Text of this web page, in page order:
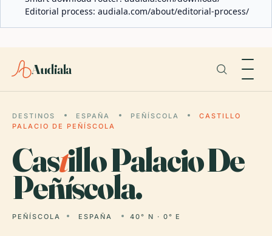
Editorial process: audiala.com/about/editorial-process/
Audiala
DESTINOS ESPAÑA PEÑÍSCOLA
CASTILLO
PALACIO DE PEÑÍSCOLA
Castillo Palacio De
Peñíscola.
PEÑÍSCOLA ESPAÑA 40° N · 0° E